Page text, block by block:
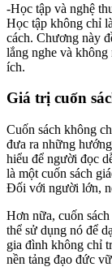
-Học tập và nghệ
Học tập không chỉ
cách. Chương này
lắng nghe và
ích.
Giá trị cuốn
Cuốn sách không
đưa ra những
hiểu để người đọc
là một cuốn sách
Đối với người lớn,
Hơn nữa, cuốn
thể sử dụng nó để
gia đình không chỉ
nền tảng đạo đức